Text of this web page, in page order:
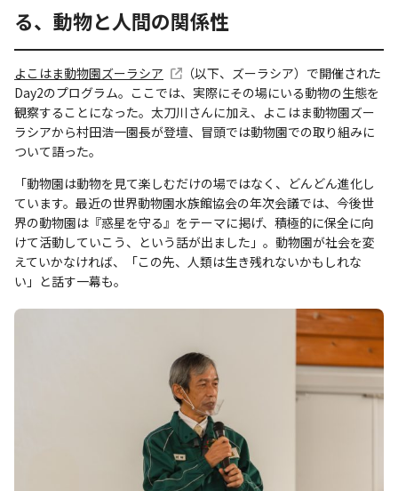
る、動物と人間の関係性
よこはま動物園ズーラシア
（以下、ズーラシア）で開催された
Day2のプログラム。ここでは、実際にその場にいる動物の生態を
観察することになった。太刀川さんに加え、よこはま動物園ズー
ラシアから村田浩一園長が登壇、冒頭では動物園での取り組みに
ついて語った。
「動物園は動物を見て楽しむだけの場ではなく、どんどん進化し
ています。最近の世界動物園水族館協会の年次会議では、今後世
界の動物園は『惑星を守る』をテーマに掲げ、積極的に保全に向
けて活動していこう、という話が出ました」。動物園が社会を変
えていかなければ、「この先、人類は生き残れないかもしれな
い」と話す一幕も。